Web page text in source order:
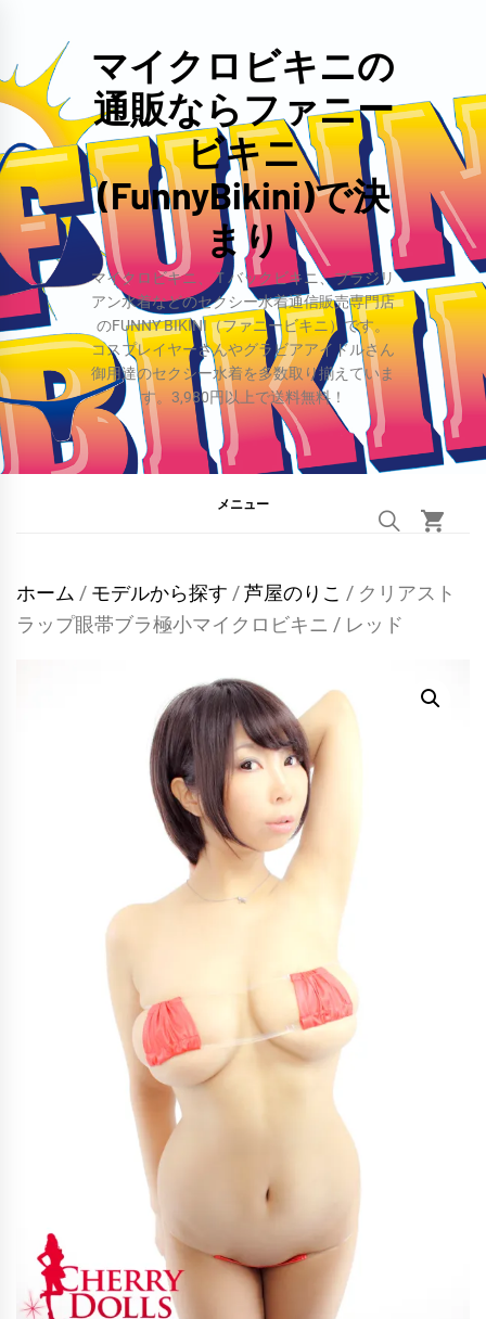
テ
ン
ツ
へ
ッ
プ
マイクロビキニの
通販ならファニー
ビキニ
(FunnyBikini)で決
まり
マイクロビキニ、Ｔバックビキニ、ブラジリ
アン水着などのセクシー水着通信販売専門店
のFUNNY BIKINI（ファニービキニ）です。
コスプレイヤーさんやグラビアアイドルさん
御用達のセクシー水着を多数取り揃えていま
す。3,980円以上で送料無料！
メニュー
ホーム / モデルから探す /芦屋のりこ / クリアスト
ラップ眼帯ブラ極小マイクロビキニ / レッド